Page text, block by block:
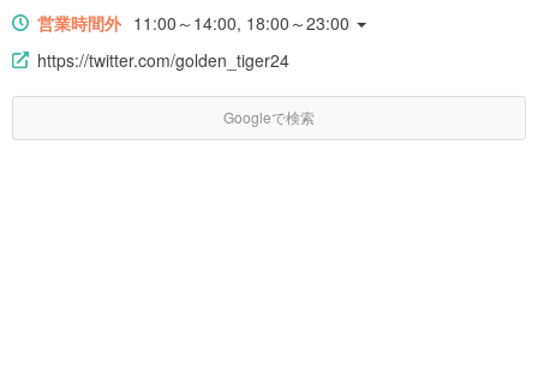
営業時間外 11:00～14:00, 18:00～23:00
https://twitter.com/golden_tiger24
Googleで検索